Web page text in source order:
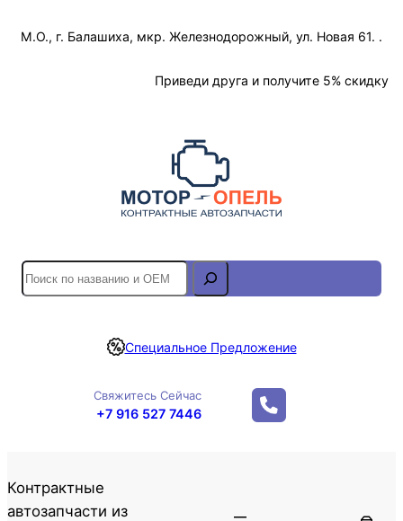
М.О., г. Балашиха, мкр. Железнодорожный, ул. Новая 61. .
Приведи друга и получите 5% скидку
S
e
r
Специальное Предложение
Свяжитесь Сейчас
+7 916 527 7446
Контрактные
автозапчасти из